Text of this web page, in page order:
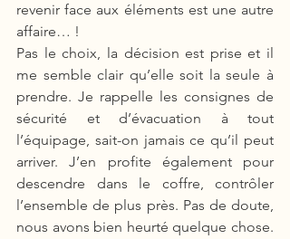
revenir face aux éléments est une autre
affaire… !
Pas le choix, la décision est prise et il
me semble clair qu’elle soit la seule à
prendre. Je rappelle les consignes de
sécurité et d’évacuation à tout
l’équipage, sait-on jamais ce qu’il peut
arriver. J’en profite également pour
descendre dans le coffre, contrôler
l’ensemble de plus près. Pas de doute,
nous avons bien heurté quelque chose.